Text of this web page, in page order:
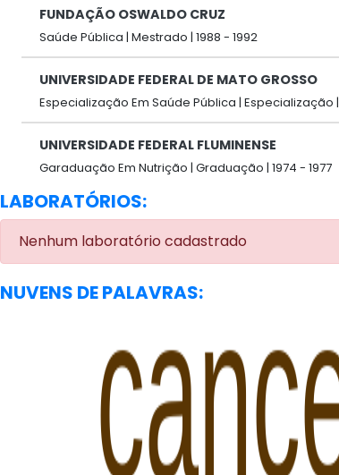
FUNDAÇÃO OSWALDO CRUZ
Saúde Pública | Mestrado | 1988 - 1992
UNIVERSIDADE FEDERAL DE MATO GROSSO
Especialização Em Saúde Pública | Especialização |
UNIVERSIDADE FEDERAL FLUMINENSE
Garaduação Em Nutrição | Graduação | 1974 - 1977
LABORATÓRIOS:
Nenhum laboratório cadastrado
NUVENS DE PALAVRAS: